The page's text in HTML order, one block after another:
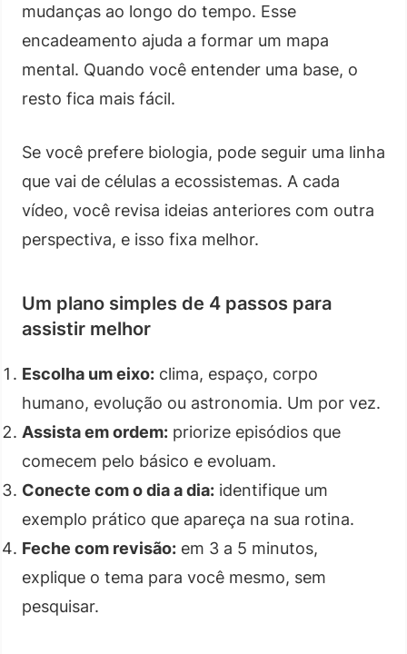
mudanças ao longo do tempo. Esse
encadeamento ajuda a formar um mapa
mental. Quando você entender uma base, o
resto fica mais fácil.
Se você prefere biologia, pode seguir uma linha
que vai de células a ecossistemas. A cada
vídeo, você revisa ideias anteriores com outra
perspectiva, e isso fixa melhor.
Um plano simples de 4 passos para
assistir melhor
Escolha um eixo: clima, espaço, corpo
humano, evolução ou astronomia. Um por vez.
Assista em ordem: priorize episódios que
comecem pelo básico e evoluam.
Conecte com o dia a dia: identifique um
exemplo prático que apareça na sua rotina.
Feche com revisão: em 3 a 5 minutos,
explique o tema para você mesmo, sem
pesquisar.